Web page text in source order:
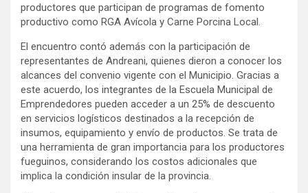
productores que participan de programas de fomento
productivo como RGA Avícola y Carne Porcina Local.
El encuentro contó además con la participación de
representantes de Andreani, quienes dieron a conocer los
alcances del convenio vigente con el Municipio. Gracias a
este acuerdo, los integrantes de la Escuela Municipal de
Emprendedores pueden acceder a un 25% de descuento
en servicios logísticos destinados a la recepción de
insumos, equipamiento y envío de productos. Se trata de
una herramienta de gran importancia para los productores
fueguinos, considerando los costos adicionales que
implica la condición insular de la provincia.